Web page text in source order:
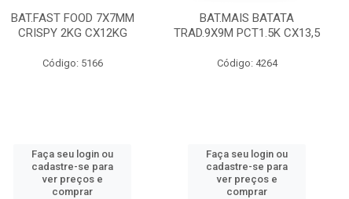
BAT.FAST FOOD 7X7MM
CRISPY 2KG CX12KG
Código: 5166
Faça seu login ou
cadastre-se para
ver preços e
comprar
BAT.MAIS BATATA
TRAD.9X9M PCT1.5K CX13,5
Código: 4264
Faça seu login ou
cadastre-se para
ver preços e
comprar